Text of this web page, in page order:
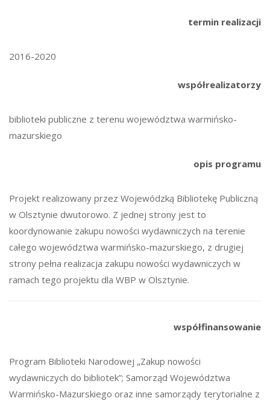
termin realizacji
2016-2020
współrealizatorzy
biblioteki publiczne z terenu województwa warmińsko-
mazurskiego
opis programu
Projekt realizowany przez Wojewódzką Bibliotekę Publiczną
w Olsztynie dwutorowo. Z jednej strony jest to
koordynowanie zakupu nowości wydawniczych na terenie
całego województwa warmińsko-mazurskiego, z drugiej
strony pełna realizacja zakupu nowości wydawniczych w
ramach tego projektu dla WBP w Olsztynie.
współfinansowanie
Program Biblioteki Narodowej „Zakup nowości
wydawniczych do bibliotek”; Samorząd Województwa
Warmińsko-Mazurskiego oraz inne samorządy terytorialne z